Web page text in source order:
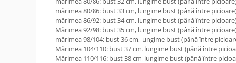
mărimea 80/86: bust 33 cm, lungime bust (până între
mărimea 86/92: bust 34 cm, lungime bust (până între
Mărimea 92/98: bust 35 cm, lungime bust (până între
mărimea 98/104: bust 36 cm, lungime bust (până între
Mărimea 104/110: bust 37 cm, lungime bust (până între
Mărimea 110/116: bust 38 cm, lungime bust (până între